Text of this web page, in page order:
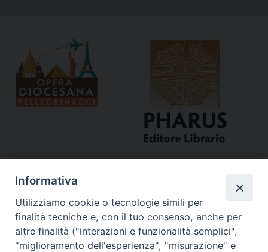
Informativa
Utilizziamo cookie o tecnologie simili per
finalità tecniche e, con il tuo consenso, anche per
altre finalità ("interazioni e funzionalità semplici",
"miglioramento dell'esperienza", "misurazione" e